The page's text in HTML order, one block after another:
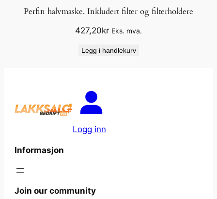
Perfin halvmaske. Inkludert filter og filterholdere
427,20kr Eks. mva.
Legg i handlekurv
Logg inn
Informasjon
Join our community